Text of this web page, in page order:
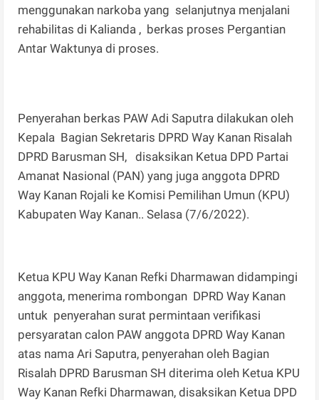
menggunakan narkoba yang selanjutnya menjalani
rehabilitas di Kalianda , berkas proses Pergantian
Antar Waktunya di proses.
Penyerahan berkas PAW Adi Saputra dilakukan oleh
Kepala Bagian Sekretaris DPRD Way Kanan Risalah
DPRD Barusman SH, disaksikan Ketua DPD Partai
Amanat Nasional (PAN) yang juga anggota DPRD
Way Kanan Rojali ke Komisi Pemilihan Umun (KPU)
Kabupaten Way Kanan.. Selasa (7/6/2022).
Ketua KPU Way Kanan Refki Dharmawan didampingi
anggota, menerima rombongan DPRD Way Kanan
untuk penyerahan surat permintaan verifikasi
persyaratan calon PAW anggota DPRD Way Kanan
atas nama Ari Saputra, penyerahan oleh Bagian
Risalah DPRD Barusman SH diterima oleh Ketua KPU
Way Kanan Refki Dharmawan, disaksikan Ketua DPD